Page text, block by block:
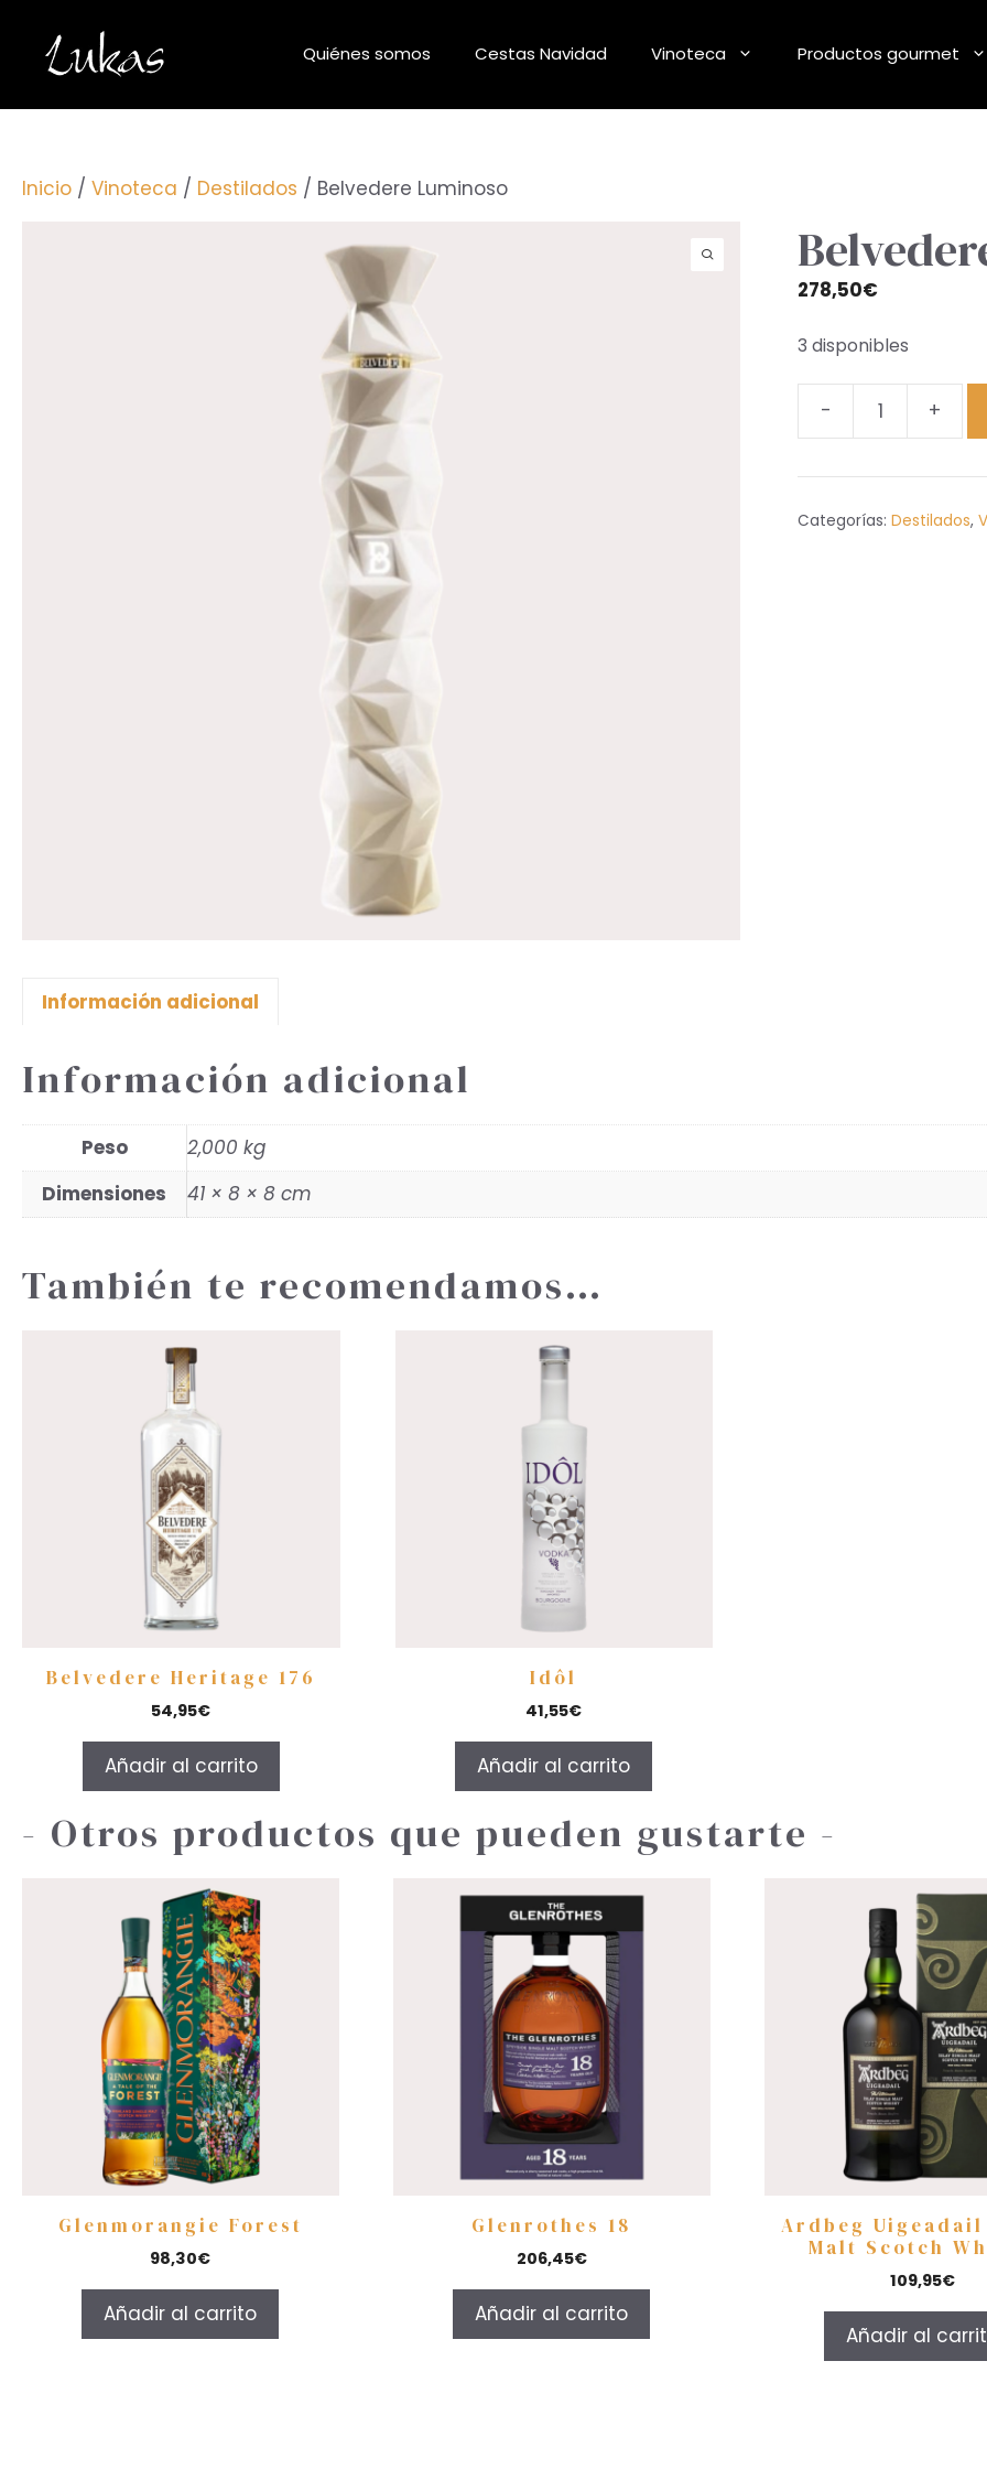
contenido
Quiénes somos Cestas Navidad Vinoteca Productos gourmet
Inicio / Vinoteca / Destilados / Belvedere Luminoso
278,50€
3 disponibles
-
Belvedere
cantidad
+
Categorías:Destilados,
Información adicional
Información adicional
Peso
2,000 kg
Dimensiones
41 × 8 × 8 cm
También te recomendamos…
Belvedere Heritage 176
54,95€
Añadir al carrito
Idôl
41,55€
Añadir al carrito
- Otros productos que pueden gustarte -
Glenmorangie Forest
98,30€
Añadir al carrito
Glenrothes 18
206,45€
Añadir al carrito
Ardbeg
Malt Scotch
109,95€
Añadir al